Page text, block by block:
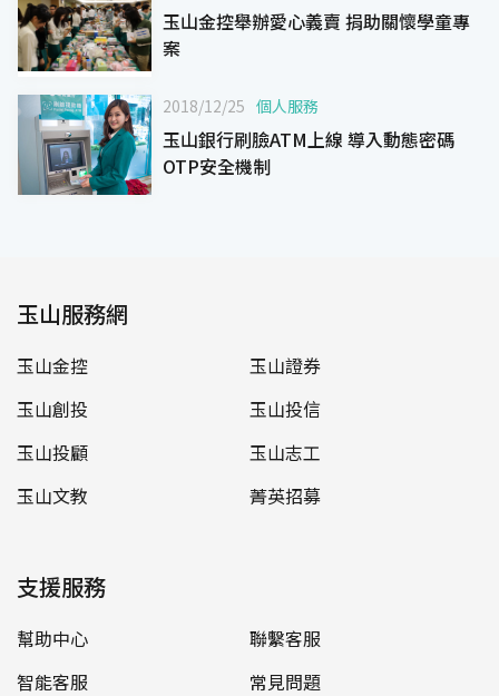
玉山金控舉辦愛心義賣 捐助關懷學童專
案
2018/12/25 個人服務
玉山銀行刷臉ATM上線 導入動態密碼
OTP安全機制
玉山服務網
玉山金控
玉山證券
玉山創投
玉山投信
玉山投顧
玉山志工
玉山文教
菁英招募
支援服務
幫助中心
聯繫客服
智能客服
常見問題